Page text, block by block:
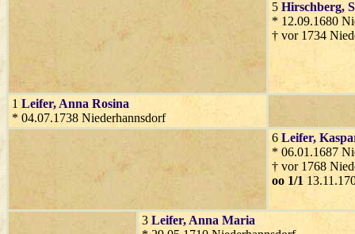
5 Hirschberg,
* 12.09.1680
† vor 1734
1 Leifer, Anna Rosina
* 04.07.1738 Niederhannsdorf
6 Leifer,
* 06.01.1687
† vor 1768
oo 1/1
3 Leifer, Anna Maria